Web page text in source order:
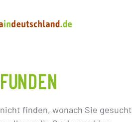
finden, wonach Sie gesucht